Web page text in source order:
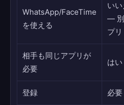
WhatsApp/FaceTime
を使える
いい
—
プリ
相手も同じアプリが
必要
はい
登録 必要